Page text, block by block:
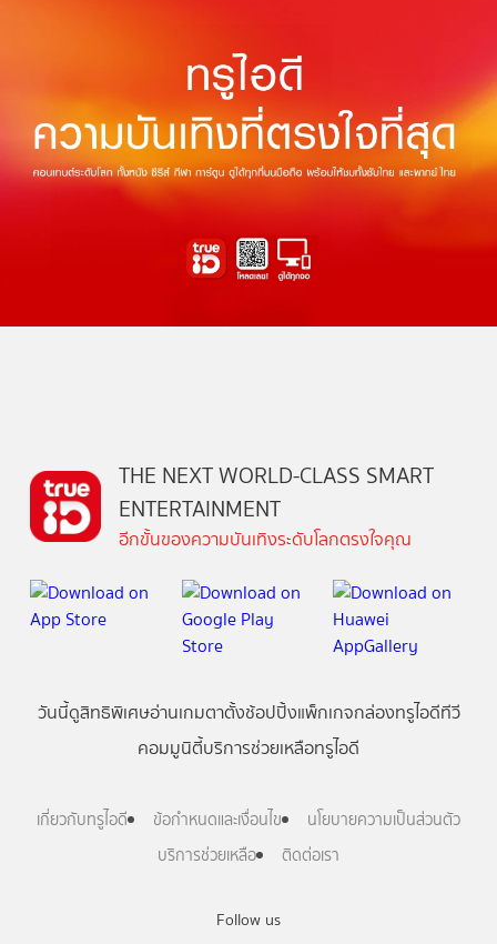
Follow us
THE NEXT WORLD-CLASS SMART
ENTERTAINMENT
อีกขั้นของความบันเทิงระดับโลกตรงใจคุณ
วันนี้ดูสิทธิพิเศษอ่านเกมตาตั้งช้อปปิ้งแพ็กเกจกล่องทรูไอดีทีวี
คอมมูนิตี้บริการช่วยเหลือทรูไอดี
เกี่ยวกับทรูไอดี ข้อกำหนดและเงื่อนไข
นโยบายความเป็นส่วนตัว
บริการช่วยเหลือ
ติดต่อเรา